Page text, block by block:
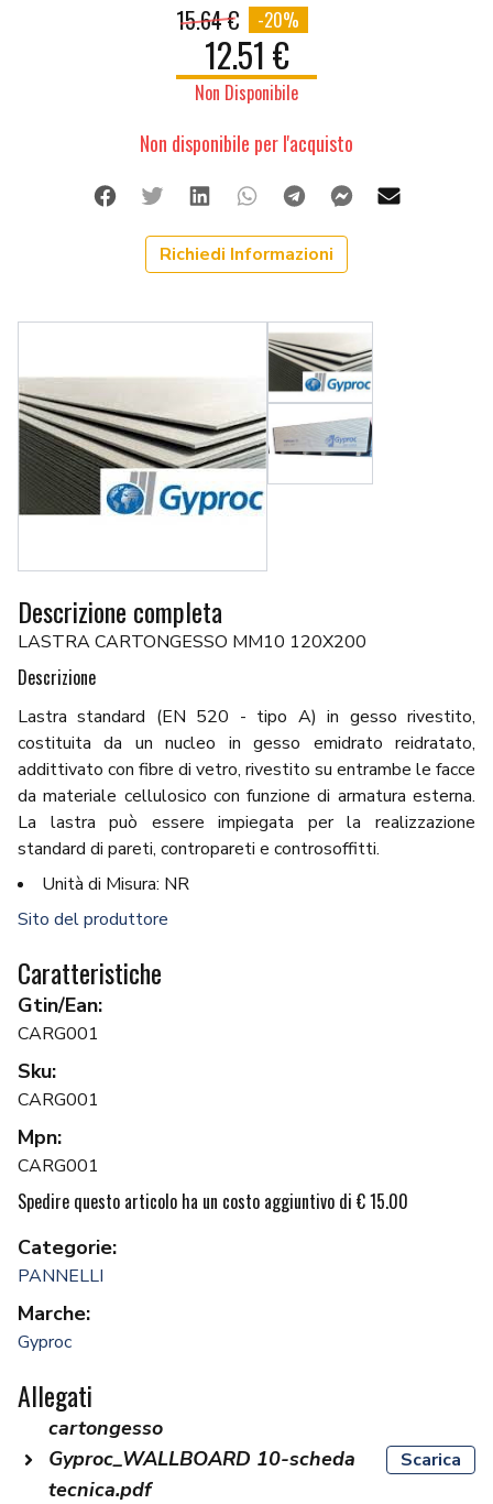
15.64 € -20%
12.51 €
Non Disponibile
Non disponibile per l'acquisto
FacebookTwitterLinkedinWhatsappTelegramFacebook
Richiedi Informazioni
Descrizione completa
LASTRA CARTONGESSO MM10 120X200
Descrizione
Lastra standard (EN 520 - tipo A) in gesso rivestito,
costituita da un nucleo in gesso emidrato reidratato,
addittivato con fibre di vetro, rivestito su entrambe le facce
da materiale cellulosico con funzione di armatura esterna.
La lastra può essere impiegata per la realizzazione
standard di pareti, contropareti e controsoffitti.
Unità di Misura: NR
Sito del produttore
Caratteristiche
Gtin/Ean:
CARG001
Sku:
CARG001
Mpn:
CARG001
Spedire questo articolo ha un costo aggiuntivo di € 15.00
Categorie:
PANNELLI
Marche:
Gyproc
Allegati
cartongesso
Gyproc_WALLBOARD 10-scheda
tecnica.pdf
Scarica